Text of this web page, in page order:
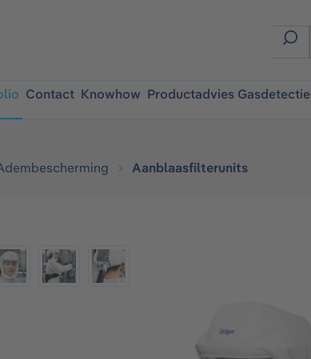
Contact Knowhow Productadvies Gasdetectie
Aanblaasfilterunits